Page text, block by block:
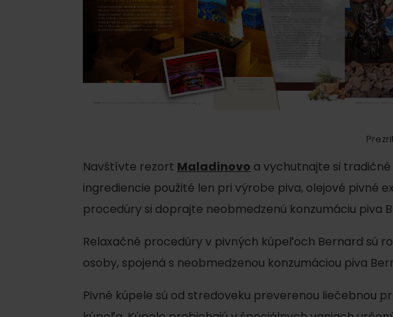
infrasauny osprchujete, zintenzívnite potenie.
Doba pobytu
: 15 min
Teplota: 44 – 55 °C
Vlhkosť
: 20%
Soľná sauna
Soľná sauna a soľ samotná má priaznivé účinky
pokožku. Zabezpečuje jej prirodzený peeling a celkové
Na druhej strane je inhalácia soľných výparov vhodná
nádche a všetkých ochoreniach dýchacích ciest. V
Doba pobytu: 15 minút
Teplota: 45 °C
Vlhkosť: 100 %
Navštívte rezort Maladinovo a vychutnajte si
ingrediencie použité len pri výrobe piva, olejové pivné
procedúry si doprajte neobmedzenú konzumáciu piva
Relaxačné procedúry v pivných kúpeľoch Bernard sú
osoby, spojená s neobmedzenou konzumáciou piva
Pivné kúpele sú od stredoveku preverenou liečebnou